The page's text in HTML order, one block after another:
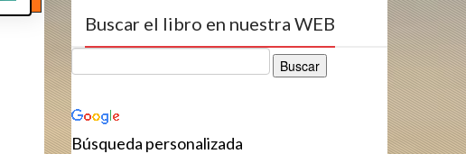
Buscar el libro en nuestra WEB
Búsqueda personalizada